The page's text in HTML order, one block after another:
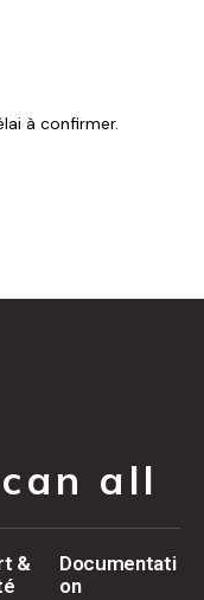
à confirmer.
&
Documentati
on